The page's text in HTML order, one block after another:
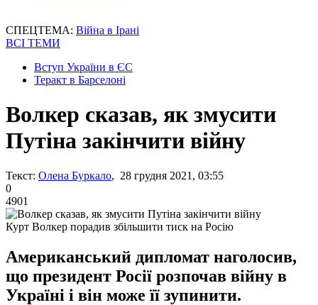
СПЕЦТЕМА: Війна в Ірані
ВСІ ТЕМИ
Вступ України в ЄС
Теракт в Барселоні
Волкер сказав, як змусити
Путіна закінчити війну
Текст: Олена Буркало, 28 грудня 2021, 03:55
0
4901
Курт Волкер порадив збільшити тиск на Росію
Американський дипломат наголосив,
що президент Росії розпочав війну в
Україні і він може її зупинити.